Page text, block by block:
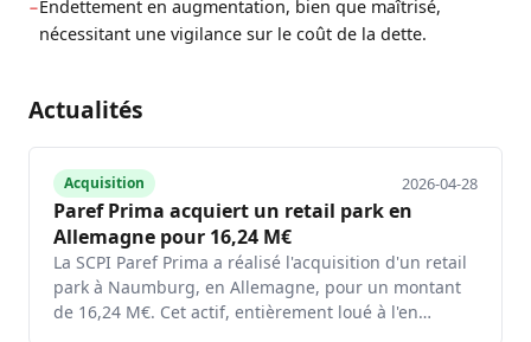
−Endettement en augmentation, bien que maîtrisé,
nécessitant une vigilance sur le coût de la dette.
Actualités
Acquisition 2026-04-28
Paref Prima acquiert un retail park en
Allemagne pour 16,24 M€
La SCPI Paref Prima a réalisé l'acquisition d'un retail
park à Naumburg, en Allemagne, pour un montant
de 16,24 M€. Cet actif, entièrement loué à l'en…